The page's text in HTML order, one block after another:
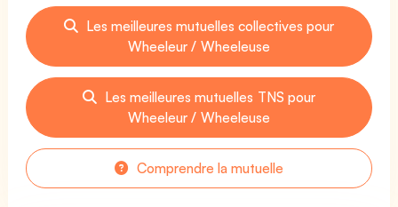
Les meilleures mutuelles collectives pour
Wheeleur / Wheeleuse
Les meilleures mutuelles TNS pour
Wheeleur / Wheeleuse
Comprendre la mutuelle